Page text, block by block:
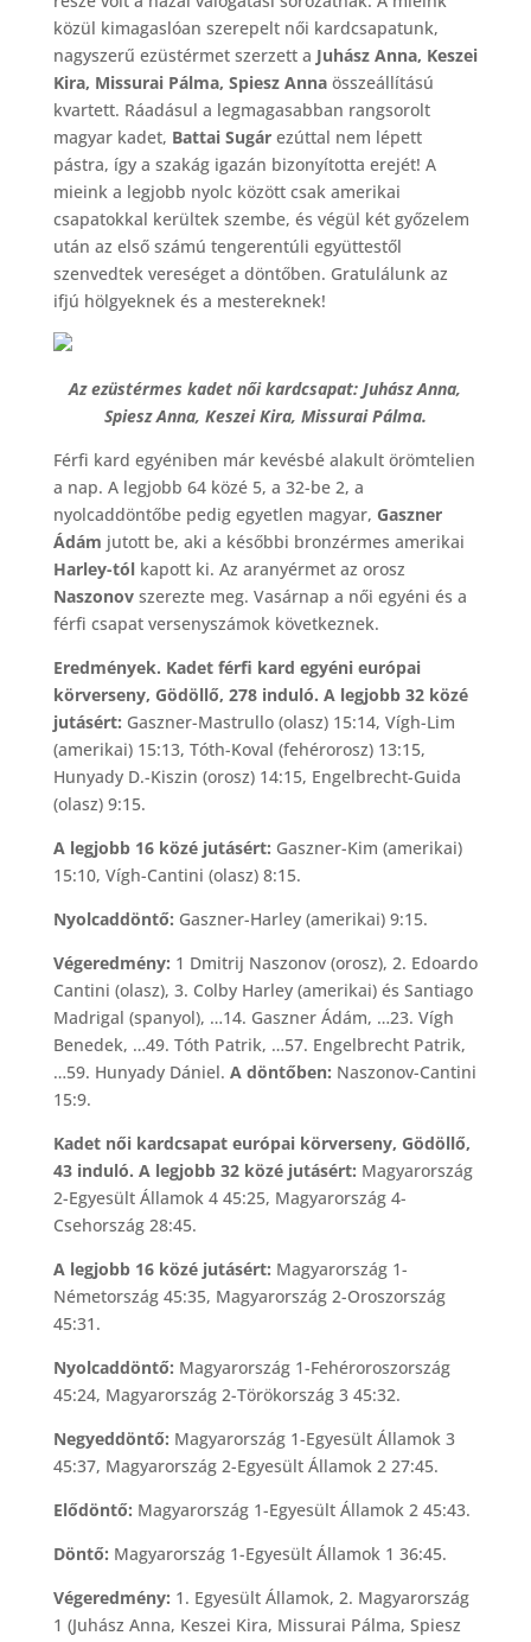
közül kimagaslóan szerepelt női kardcsapatunk,
nagyszerű ezüstérmet szerzett a Juhász Anna, Keszei
Kira, Missurai Pálma, Spiesz Annaösszeállítású
kvartett. Ráadásul a legmagasabban rangsorolt
magyar kadet, Battai Sugárezúttal nem lépett
pástra, így a szakág igazán bizonyította erejét! A
mieink a legjobb nyolc között csak amerikai
csapatokkal kerültek szembe, és végül két győzelem
után az első számú tengerentúli együttestől
szenvedtek vereséget a döntőben. Gratulálunk az
ifjú hölgyeknek és a mestereknek!
Az ezüstérmes kadet női kardcsapat: Juhász Anna,
Spiesz Anna, Keszei Kira, Missurai Pálma.
Férfi kard egyéniben már kevésbé alakult örömtelien
a nap. A legjobb 64 közé 5, a 32-be 2, a
nyolcaddöntőbe pedig egyetlen magyar, Gaszner
Ádám jutott be, aki a későbbi bronzérmes amerikai
Harley-tól kapott ki. Az aranyérmet az orosz
Naszonovszerezte meg. Vasárnap a női egyéni és a
férfi csapat versenyszámok következnek.
Eredmények. Kadet férfi kard egyéni európai
körverseny, Gödöllő, 278 induló. A legjobb 32 közé
jutásért: Gaszner-Mastrullo (olasz) 15:14, Vígh-Lim
(amerikai) 15:13, Tóth-Koval (fehérorosz) 13:15,
Hunyady D.-Kiszin (orosz) 14:15, Engelbrecht-Guida
(olasz) 9:15.
A legjobb 16 közé jutásért: Gaszner-Kim (amerikai)
15:10, Vígh-Cantini (olasz) 8:15.
Nyolcaddöntő: Gaszner-Harley (amerikai) 9:15.
Végeredmény: 1 Dmitrij Naszonov (orosz), 2. Edoardo
Cantini (olasz), 3. Colby Harley (amerikai) és Santiago
Madrigal (spanyol), …14. Gaszner Ádám, …23. Vígh
Benedek, …49. Tóth Patrik, …57. Engelbrecht Patrik,
…59. Hunyady Dániel. A döntőben: Naszonov-Cantini
15:9.
Kadet női kardcsapat európai körverseny, Gödöllő,
43 induló. A legjobb 32 közé jutásért: Magyarország
2-Egyesült Államok 4 45:25, Magyarország 4-
Csehország 28:45.
A legjobb 16 közé jutásért: Magyarország 1-
Németország 45:35, Magyarország 2-Oroszország
45:31.
Nyolcaddöntő: Magyarország 1-Fehéroroszország
45:24, Magyarország 2-Törökország 3 45:32.
Negyeddöntő: Magyarország 1-Egyesült Államok 3
45:37, Magyarország 2-Egyesült Államok 2 27:45.
Elődöntő: Magyarország 1-Egyesült Államok 2 45:43.
Döntő: Magyarország 1-Egyesült Államok 1 36:45.
Végeredmény: 1. Egyesült Államok, 2. Magyarország
1 (Juhász Anna, Keszei Kira, Missurai Pálma, Spiesz